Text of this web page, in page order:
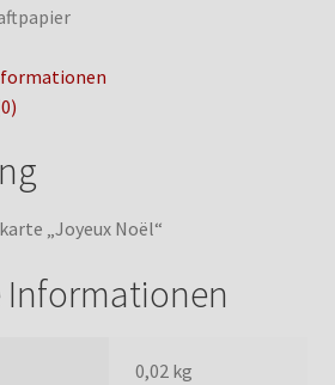
„Joyeux Noël“
Informationen
0,02 kg